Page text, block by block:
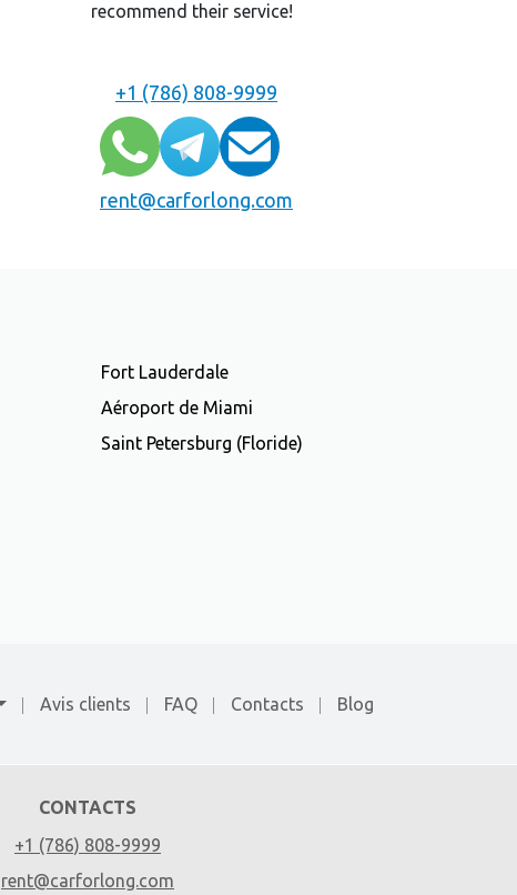
recommend their service!
+1 (786) 808-9999
rent@carforlong.com
Fort Lauderdale
Aéroport de Miami
Saint Petersburg (Floride)
Avis clients FAQ Contacts Blog
CONTACTS
+1 (786) 808-9999
rent@carforlong.com